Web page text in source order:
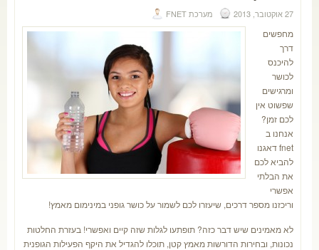
27 אוקטובר, 2013 מערכת FNET
מחפשים
דרך
להיכנס
לכושר
ומרגישים
שפשוט אין
לכם זמן?
אנחנו ב
fnet דאגנו
להביא לכם
את הבלתי
אפשרי
וריכזנו מספר דרכים, שיעזרו לכם לשמור על כושר גופני במינימום מאמץ!
לא מאמינים שיש דבר כזה? תופתעו לגלות שזה קיים ואפשרי! בעזרת החלטות
נכונות, ובחירות הדורשות מאמץ קטן, תוכלו להגדיל את היקף הפעילות הגופנית